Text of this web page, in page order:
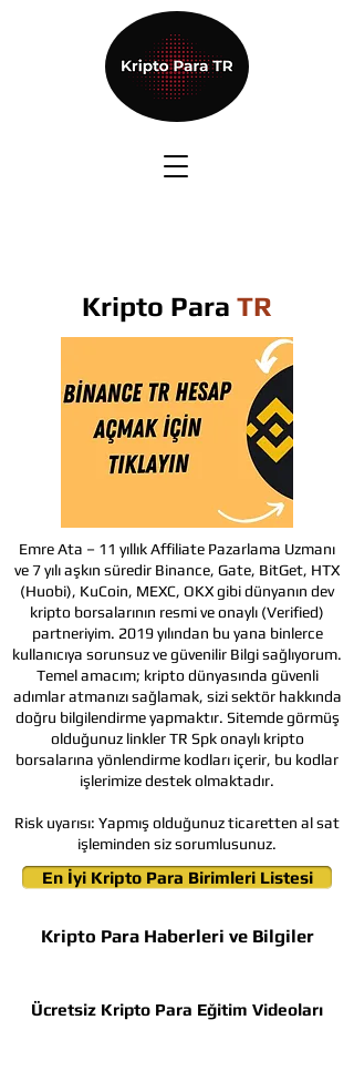
Ücretsiz Kripto Para Eğitim Videoları
Kripto Para Haberleri ve Bilgiler
En İyi Kripto Para Birimleri Listesi
Kripto Para TR
Emre Ata – 11 yıllık Affiliate Pazarlama Uzmanı
ve 7 yılı aşkın süredir Binance, Gate, BitGet, HTX
(Huobi), KuCoin, MEXC, OKX gibi dünyanın dev
kripto borsalarının resmi ve onaylı (Verified)
partneriyim. 2019 yılından bu yana binlerce
kullanıcıya sorunsuz ve güvenilir Bilgi sağlıyorum.
Temel amacım; kripto dünyasında güvenli
adımlar atmanızı sağlamak, sizi sektör hakkında
doğru bilgilendirme yapmaktır. Sitemde görmüş
olduğunuz linkler TR Spk onaylı kripto
borsalarına yönlendirme kodları içerir, bu kodlar
işlerimize destek olmaktadır.
Risk uyarısı: Yapmış olduğunuz ticaretten al sat
işleminden siz sorumlusunuz.